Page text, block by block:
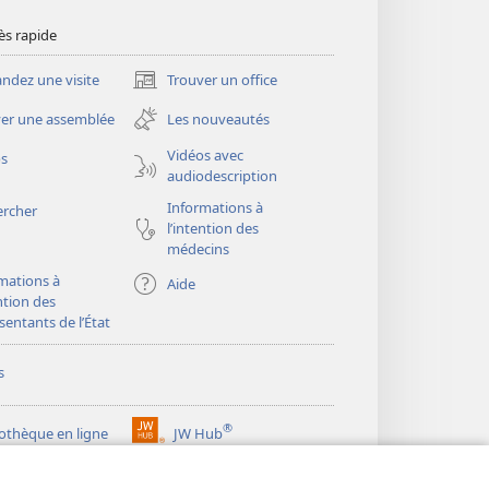
rapide
une visite Trouver un office
(ouvre
une
nouvelle
fenêtre)
une assemblée
Les nouveautés
Vidéos avec
audiodescription
Informations à
l’intention des
médecins
à
des
de l’État
Aide
en ligne JW Hub®
(ouvre